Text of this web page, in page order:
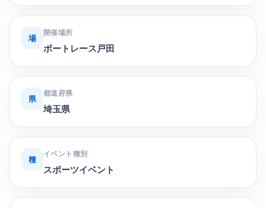
場
開催場所
ボートレース戸田
県
都道府県
埼玉県
種
イベント種別
スポーツイベント